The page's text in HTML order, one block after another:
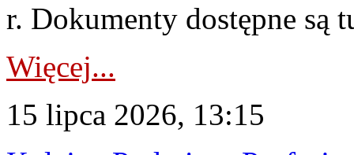
r. Dokumenty dostępne są
Więcej...
15 lipca 2026, 13:15